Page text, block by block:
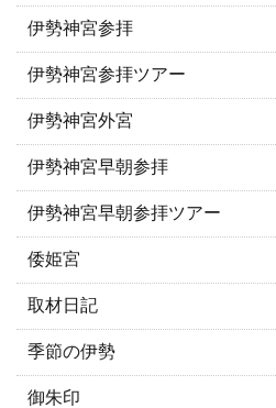
伊勢神宮参拝
伊勢神宮参拝ツアー
伊勢神宮外宮
伊勢神宮早朝参拝
伊勢神宮早朝参拝ツアー
倭姫宮
取材日記
季節の伊勢
御朱印